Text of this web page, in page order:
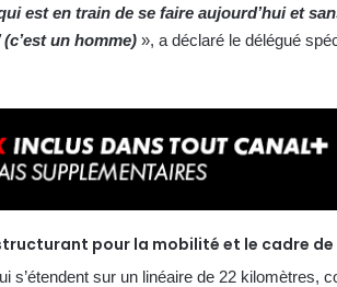
est en train de se faire aujourd’hui et
(c’est un homme) », a déclaré le délégué
pour la mobilité et le cadre de
s’étendent sur un linéaire de 22 kilomètres,